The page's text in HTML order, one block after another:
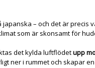
japanska – och det är precis
som är skonsamt för
det kylda luftflödetupp
ner i rummet och skapar